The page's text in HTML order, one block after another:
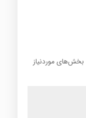
بخش‌های موردنیاز